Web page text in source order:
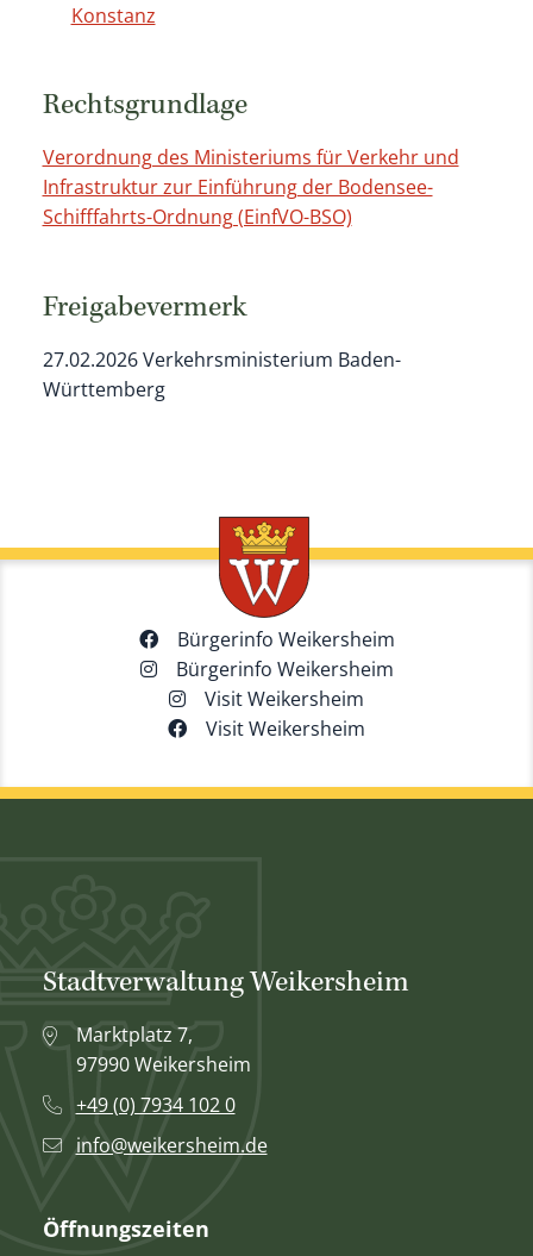
Konstanz
Rechtsgrundlage
Verordnung des Ministeriums für Verkehr und
Infrastruktur zur Einführung der Bodensee-
Schifffahrts-Ordnung (EinfVO-BSO)
Freigabevermerk
27.02.2026 Verkehrsministerium Baden-
Württemberg
Bürgerinfo Weikersheim
Bürgerinfo Weikersheim
Visit Weikersheim
Visit Weikersheim
Stadtverwaltung Weikersheim
Marktplatz 7,
97990 Weikersheim
+49 (0) 7934 102 0
info@weikersheim.de
Öffnungszeiten